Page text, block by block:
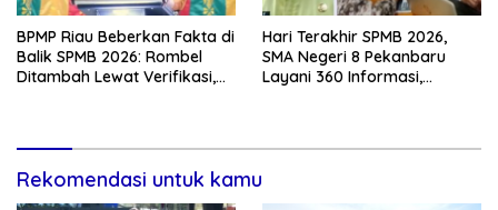
BPMP Riau Beberkan Fakta di
Balik SPMB 2026: Rombel
Ditambah Lewat Verifikasi,
Hari Terakhir SPMB 2026,
SMA Negeri 8 Pekanbaru
Layani 360 Informasi,
Rekomendasi untuk kamu